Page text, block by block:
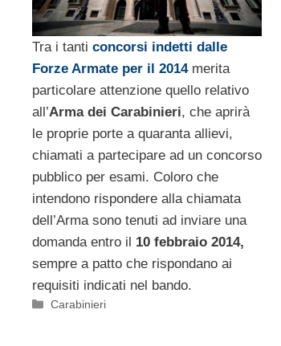
Tra i tanti concorsi indetti dalle
Forze Armate per il 2014merita
particolare attenzione quello relativo
all’Arma dei Carabinieri, che aprirà
le proprie porte a quaranta allievi,
chiamati a partecipare ad un concorso
pubblico per esami. Coloro che
intendono rispondere alla chiamata
dell’Arma sono tenuti ad inviare una
domanda entro il 10 febbraio 2014,
sempre a patto che rispondano ai
requisiti indicati nel bando.
Categorie
Carabinieri